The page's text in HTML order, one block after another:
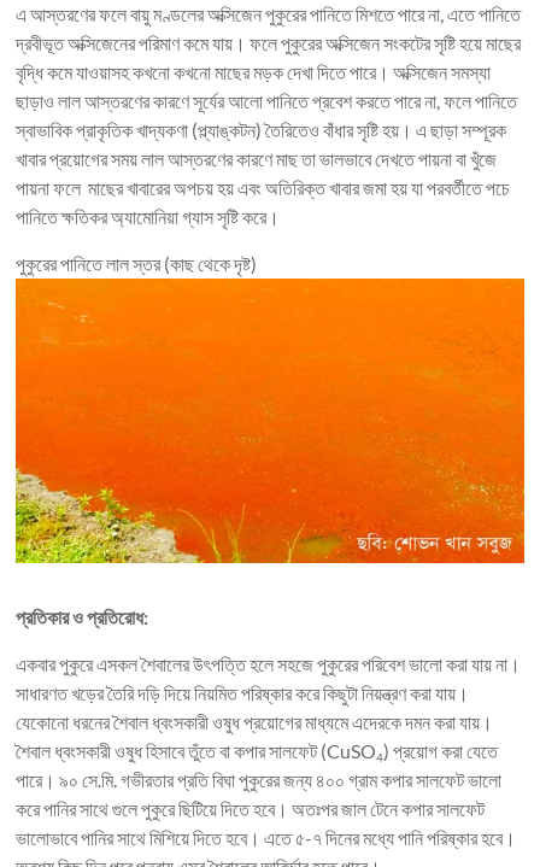
এ আস্তরণের ফলে বায়ু মণ্ডলের অক্সিজেন পুকুরের পানিতে মিশতে পারে না, এতে পানিতে
দ্রবীভূত অক্সিজেনের পরিমাণ কমে যায়। ফলে পুকুরের অক্সিজেন সংকটের সৃষ্টি হয়ে মাছের
বৃদ্ধি কমে যাওয়াসহ কখনো কখনো মাছের মড়ক দেখা দিতে পারে। অক্সিজেন সমস্যা
ছাড়াও লাল আস্তরণের কারণে সূর্যের আলো পানিতে প্রবেশ করতে পারে না, ফলে পানিতে
স্বাভাবিক প্রাকৃতিক খাদ্যকণা (প্ল্যাঙ্কটন) তৈরিতেও বাঁধার সৃষ্টি হয়। এ ছাড়া সম্পূরক
খাবার প্রয়োগের সময় লাল আস্তরণের কারণে মাছ তা ভালভাবে দেখতে পায়না বা খুঁজে
পায়না ফলে মাছের খাবারের অপচয় হয় এবং অতিরিক্ত খাবার জমা হয় যা পরবর্তীতে পচে
পানিতে ক্ষতিকর অ্যামোনিয়া গ্যাস সৃষ্টি করে।
পুকুরের পানিতে লাল স্তর (কাছ থেকে দৃষ্ট)
প্রতিকার ও প্রতিরোধ:
একবার পুকুরে এসকল শৈবালের উৎপত্তি হলে সহজে পুকুরের পরিবেশ ভালো করা যায় না।
সাধারণত খড়ের তৈরি দড়ি দিয়ে নিয়মিত পরিষ্কার করে কিছুটা নিয়ন্ত্রণ করা যায়।
যেকোনো ধরনের শৈবাল ধ্বংসকারী ওষুধ প্রয়োগের মাধ্যমে এদেরকে দমন করা যায়।
শৈবাল ধ্বংসকারী ওষুধ হিসাবে তুঁতে বা কপার সালফেট (CuSO4) প্রয়োগ করা যেতে
পারে। ৯০ সে.মি. গভীরতার প্রতি বিঘা পুকুরের জন্য ৪০০ গ্রাম কপার সালফেট ভালো
করে পানির সাথে গুলে পুকুরে ছিটিয়ে দিতে হবে। অতঃপর জাল টেনে কপার সালফেট
ভালোভাবে পানির সাথে মিশিয়ে দিতে হবে। এতে ৫-৭ দিনের মধ্যে পানি পরিষ্কার হবে।